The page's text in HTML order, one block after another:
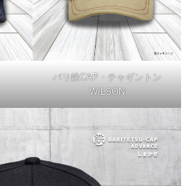
バリ鉄CAP・チャギントン
WILSON